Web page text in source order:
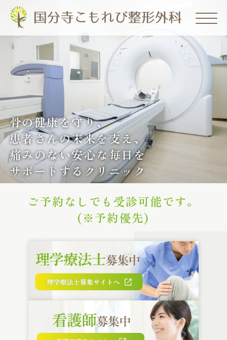
【公式】国分寺こもれび整形
外科｜並木町
骨の健康を守り、
患者さんの未来を支え、
痛みのない安心な毎日を
サポートするクリニック
ご予約なしでも受診可能です。
(※予約優先)